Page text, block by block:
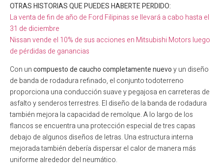
OTRAS HISTORIAS QUE PUEDES HABERTE PERDIDO:
La venta de fin de año de Ford Filipinas se llevará a cabo hasta el
31 de diciembre
Nissan vende el 10% de sus acciones en Mitsubishi Motors luego
de pérdidas de ganancias
Con uncompuesto de caucho completamente nuevoy un diseño
de banda de rodadura refinado, el conjunto todoterreno
proporciona una conducción suave y pegajosa en carreteras de
asfalto y senderos terrestres. El diseño de la banda de rodadura
también mejora la capacidad de remolque. A lo largo de los
flancos se encuentra una protección especial de tres capas
debajo de algunos diseños de letras. Una estructura interna
mejorada también debería dispersar el calor de manera más
uniforme alrededor del neumático.